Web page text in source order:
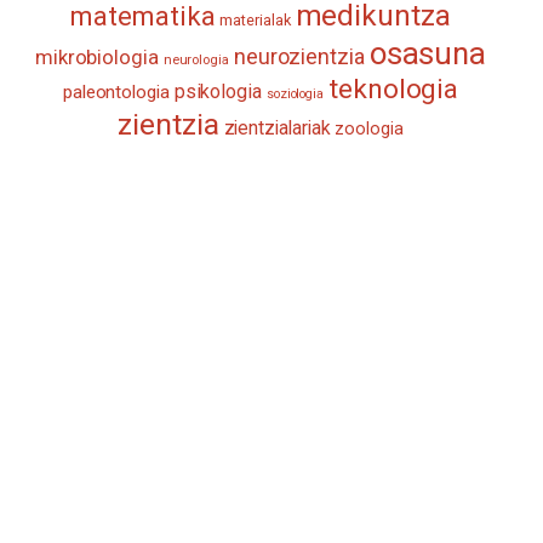
matematika materialak medikuntza
mikrobiologia neurologia neurozientzia osasuna
paleontologia psikologia soziologia teknologia
zientzia zientzialariak zoologia